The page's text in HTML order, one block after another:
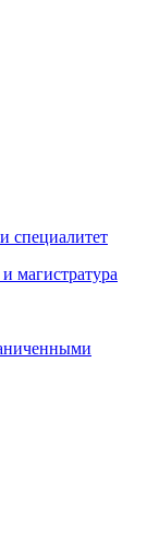
специалитет
магистратура